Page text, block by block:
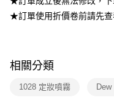
【「AFTEE先享後付」結帳流
３．收到繳費通知簡訊後14天
ATM／網路銀行／等多元方式
※ 請注意：結帳手續完成當
購買商品的店家。未經商家
每筆NT$80，滿NT$599(含
每筆NT$80，滿NT$599(
★訂單使用折價卷前請先查
相關分類
1028 定妝噴霧